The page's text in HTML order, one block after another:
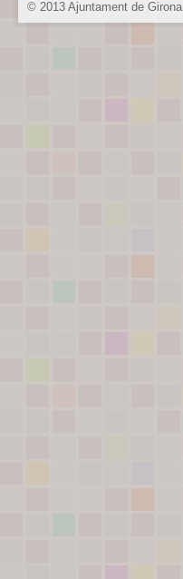
© 2013 Ajuntament de Girona